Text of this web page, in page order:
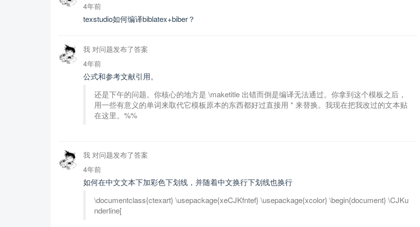
4年前
texstudio如何编译biblatex+biber？
我 对问题发布了答案
4年前
公式和参考文献引用。
还是下午的问题。你核心的地方是 \maketitle 出错而倒是编译无法通过。你拿到这个模板之后，
用一些有意义的单词来取代它模板原本的东西都好过直接用 * 来替换。我现在把我改过的文本贴
在这里。%%
我 对问题发布了答案
4年前
如何在中文文本下加彩色下划线，并随着中文换行下划线也换行
\documentclass{ctexart} \usepackage{xeCJKfntef} \usepackage{xcolor} \begin{document} \CJKu
nderline[